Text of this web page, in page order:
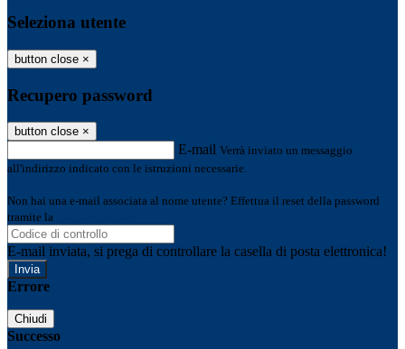
Seleziona utente
button close ×
Recupero password
button close ×
E-mail Verrà inviato un messaggio
all'indirizzo indicato con le istruzioni necessarie.
Non hai una e-mail associata al nome utente? Effettua il reset della password
tramite la
E-mail inviata, si prega di controllare la casella di posta elettronica!
Errore
Chiudi
Successo